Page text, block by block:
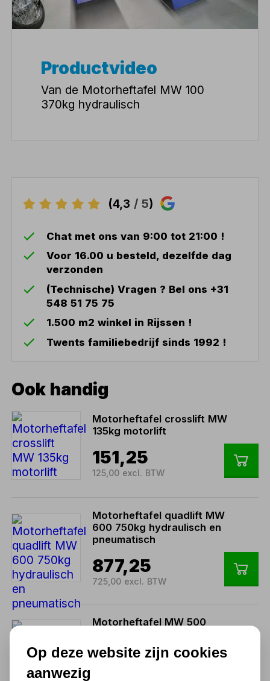
Productvideo
Van de Motorheftafel MW 100
370kg hydraulisch
(4,3 / 5)
Chat met ons van 9:00 tot 21:00 !
Voor 16.00 u besteld, dezelfde dag
verzonden
(Technische) Vragen ? Bel ons +31
548 51 75 75
1.500 m2 winkel in Rijssen !
Twents familiebedrijf sinds 1992 !
Ook handig
Motorheftafel crosslift MW
135kg motorlift
151,25
125,00 excl. BTW
Motorheftafel quadlift MW
600 750kg hydraulisch en
pneumatisch
877,25
725,00 excl. BTW
Motorheftafel MW 500
hydraulisch
Op deze website zijn cookies
aanwezig